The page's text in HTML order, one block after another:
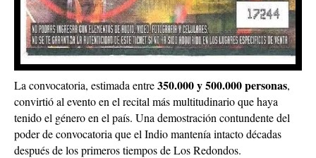
La convocatoria, estimada entre350.000 y 500.000 personas,
convirtió al evento en el recital más multitudinario que haya
tenido el género en el país. Una demostración contundente del
poder de convocatoria que el Indio mantenía intacto décadas
después de los primeros tiempos de Los Redondos.